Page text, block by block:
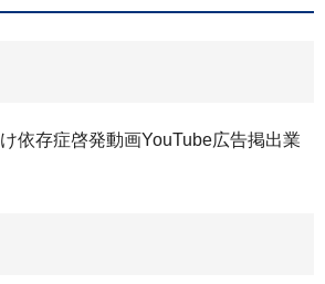
依存症啓発動画YouTube広告掲出業